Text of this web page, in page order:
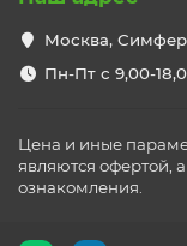
Москва,
Пн-Пт с 9,00-
Цена и иные
являются офертой,
ознакомления.